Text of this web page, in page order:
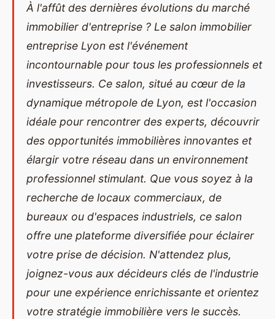
À l'affût des dernières évolutions du marché
immobilier d'entreprise ? Le salon immobilier
entreprise Lyon est l'événement
incontournable pour tous les professionnels et
investisseurs. Ce salon, situé au cœur de la
dynamique métropole de Lyon, est l'occasion
idéale pour rencontrer des experts, découvrir
des opportunités immobilières innovantes et
élargir votre réseau dans un environnement
professionnel stimulant. Que vous soyez à la
recherche de locaux commerciaux, de
bureaux ou d'espaces industriels, ce salon
offre une plateforme diversifiée pour éclairer
votre prise de décision. N'attendez plus,
joignez-vous aux décideurs clés de l'industrie
pour une expérience enrichissante et orientez
votre stratégie immobilière vers le succès.